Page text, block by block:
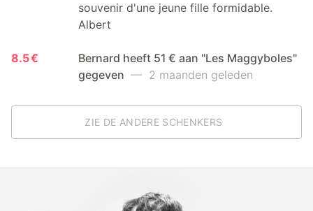
souvenir d'une jeune fille formidable.
Albert
8.5 €
Bernard heeft 51 € aan "Les Maggyboles"
gegeven — 2 maanden geleden
ZIE DE ANDERE SCHENKERS